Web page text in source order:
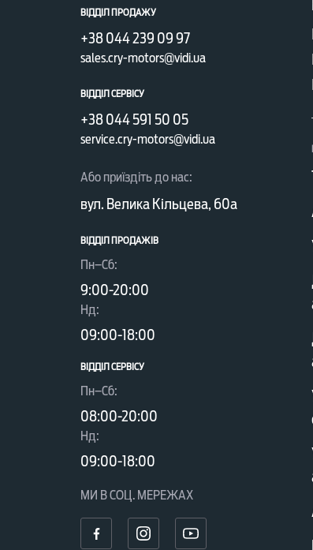
ВІДДІЛ ПРОДАЖУ
+38 044 239 09 97
sales.cry-motors@vidi.ua
ВІДДІЛ СЕРВІСУ
+38 044 591 50 05
service.cry-motors@vidi.ua
Або приїздіть до нас:
вул. Велика Кільцева, 60а
ВІДДІЛ ПРОДАЖІВ
Пн–Сб:
9:00-20:00
Нд:
09:00-18:00
ВІДДІЛ CЕРВІСУ
Пн–Сб:
08:00-20:00
Нд:
09:00-18:00
МИ В СОЦ. МЕРЕЖАХ